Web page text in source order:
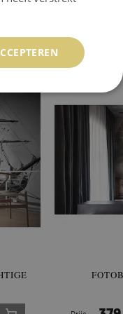
Prijs: